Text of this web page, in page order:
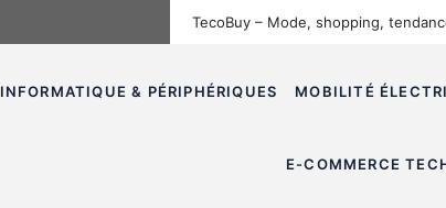
TecoBuy – Mode, shopping,
INFORMATIQUE & PÉRIPHÉRIQUES MOBILITÉ
E-COMMERCE